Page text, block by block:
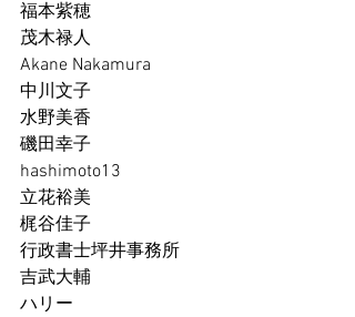
福本紫穂
茂木禄人
Akane Nakamura
中川文子
水野美香
磯田幸子
hashimoto13
立花裕美
梶谷佳子
行政書士坪井事務所
吉武大輔
ハリー